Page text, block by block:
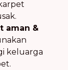
aman &
keluarga